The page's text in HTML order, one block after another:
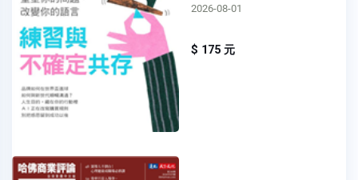
2026-08-01
$ 175 元